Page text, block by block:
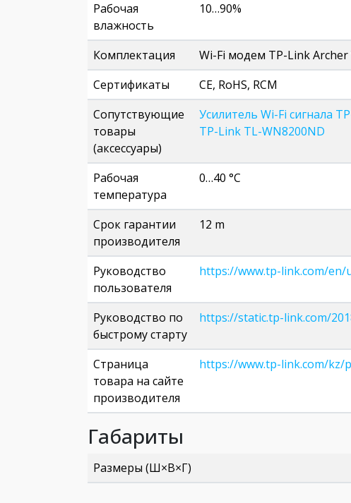
Рабочая
влажность
10…90%
Комплектация
Wi-Fi модем TP-Link Archer
Сертификаты
CE, RoHS, RCM
Сопутствующие
товары
(аксессуары)
Усилитель Wi-Fi сигнала
TP-Link TL-WN8200ND
Рабочая
температура
0…40 °C
Срок гарантии
производителя
12 m
Руководство
пользователя
https://www.tp-link.com/en/
Руководство по
быстрому старту
https://static.tp-link.com/
Страница
товара на сайте
производителя
https://www.tp-link.com/kz/
Габариты
Размеры (Ш×В×Г)